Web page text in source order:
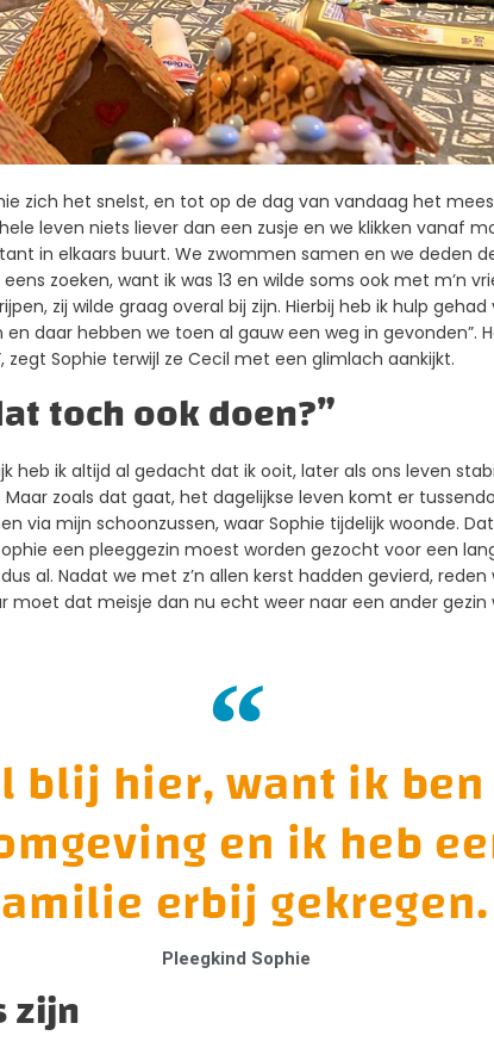
zich het snelst, en tot op de dag van vandaag het
hele leven niets liever dan een zusje en we klikken vanaf
in elkaars buurt. We zwommen samen en we deden
zoeken, want ik was 13 en wilde soms ook met m’n
zij wilde graag overal bij zijn. Hierbij heb ik hulp
daar hebben we toen al gauw een weg in gevonden”.
zegt Sophie terwijl ze Cecil met een glimlach aankijkt.
toch ook doen?”
heb ik altijd al gedacht dat ik ooit, later als ons leven
zoals dat gaat, het dagelijkse leven komt er
via mijn schoonzussen, waar Sophie tijdelijk woonde.
een pleeggezin moest worden gezocht voor een
al. Nadat we met z’n allen kerst hadden gevierd,
moet dat meisje dan nu echt weer naar een ander gezin
blij hier, want ik
en ik heb
erbij gekregen.
Pleegkind Sophie
zijn